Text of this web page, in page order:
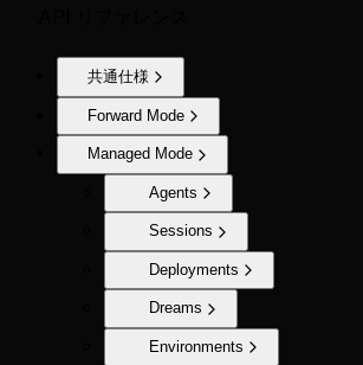
共通仕様
Forward Mode
Managed Mode
Agents
Sessions
Deployments
Dreams
Environments